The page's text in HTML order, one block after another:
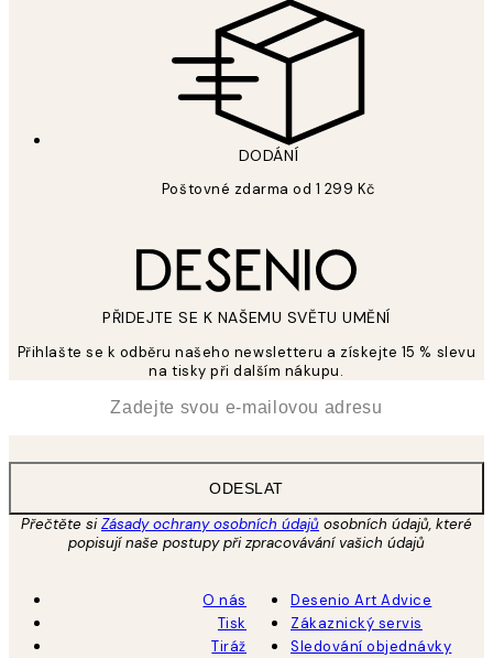
DODÁNÍ
Poštovné zdarma od 1 299 Kč
PŘIDEJTE SE K NAŠEMU SVĚTU UMĚNÍ
Přihlašte se k odběru našeho newsletteru a získejte 15 % slevu
na tisky při dalším nákupu.
ODESLAT
Přečtěte siZásady ochrany osobních údajů osobních údajů, které
popisují naše postupy při zpracovávání vašich údajů
O nás
Tisk
Tiráž
Desenio Art Advice
Zákaznický servis
Sledování objednávky